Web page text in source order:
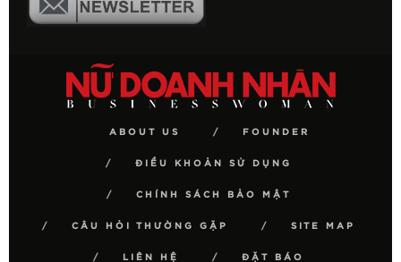
ABOUT US FOUNDER
ĐIỀU KHOẢN SỬ DỤNG
CHÍNH SÁCH BẢO MẬT
CÂU HỎI THƯỜNG GẶP SITE MAP
LIÊN HỆ ĐẶT BÁO